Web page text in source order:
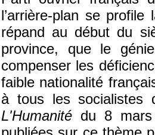
l’arrière-plan se profile
répand au début du
province, que le
compenser les
faible nationalité
à tous les socialistes
L'Humanité du 8 mars